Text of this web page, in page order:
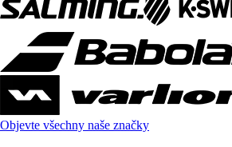
Objevte všechny naše značky